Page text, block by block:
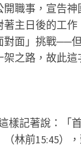
職事，宣告
主日後的工
面」挑戰──
之路，故此
樣記著說：「
林前15:45）